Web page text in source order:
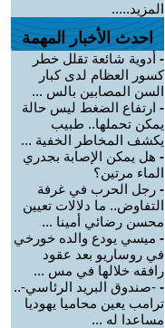
المزيد.....
احدث الأخبار المهمة
- أدوية شائعة تقلل خطر
كسور العظام لدى كبار
السن المصابين بالس ...
- ارتفاع الضغط ليس حالة
يمكن تحملها.. طبيب
يكشف المخاطر الخفية ...
- هل يمكن الإصابة بجدري
الماء مرتين؟
- رجل الحرب في غرفة
التفاوض.. ما دلالات تعيين
محسن رضائي أمينا ...
- ميسي يودع والده خورخي
في روساريو بعد عقود
رافقه خلالها في مس ...
- -صندوق البريد الرئاسي-..
ترامب يعين محاميا يهوديا
مساعدا له ...